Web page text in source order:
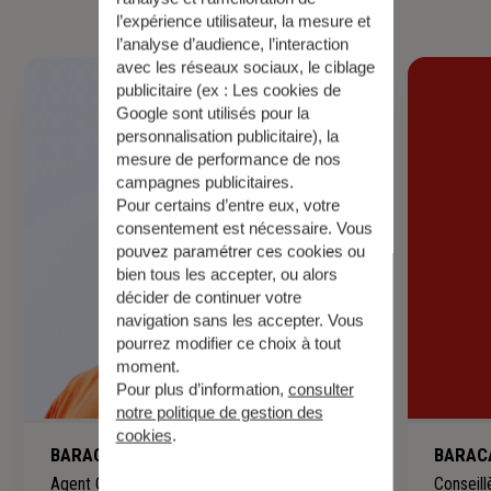
votre patrimoine.
BARACAND Yann
Agent Général
l’expérience utilisateur, la mesure et
l’analyse d’audience, l’interaction
avec les réseaux sociaux, le ciblage
publicitaire (ex : Les cookies de
Google sont utilisés pour la
personnalisation publicitaire), la
mesure de performance de nos
campagnes publicitaires.
Pour certains d’entre eux, votre
consentement est nécessaire. Vous
pouvez paramétrer ces cookies ou
bien tous les accepter, ou alors
décider de continuer votre
navigation sans les accepter. Vous
pourrez modifier ce choix à tout
moment.
Pour plus d’information, consulter
notre politique de gestion des
cookies.